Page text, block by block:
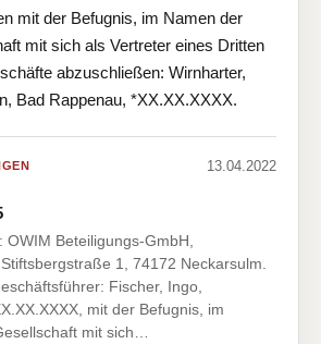
mit der Befugnis, im Namen der
mit sich als Vertreter eines Dritten
abzuschließen: Wirnharter,
Bad Rappenau, *XX.XX.XXXX.
13.04.2022
OWIM Beteiligungs-GmbH,
1, 74172 Neckarsulm.
Fischer, Ingo,
mit der Befugnis, im
mit sich…